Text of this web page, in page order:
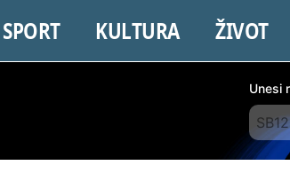
SPORT KULTURA ŽIVOT
Unesi